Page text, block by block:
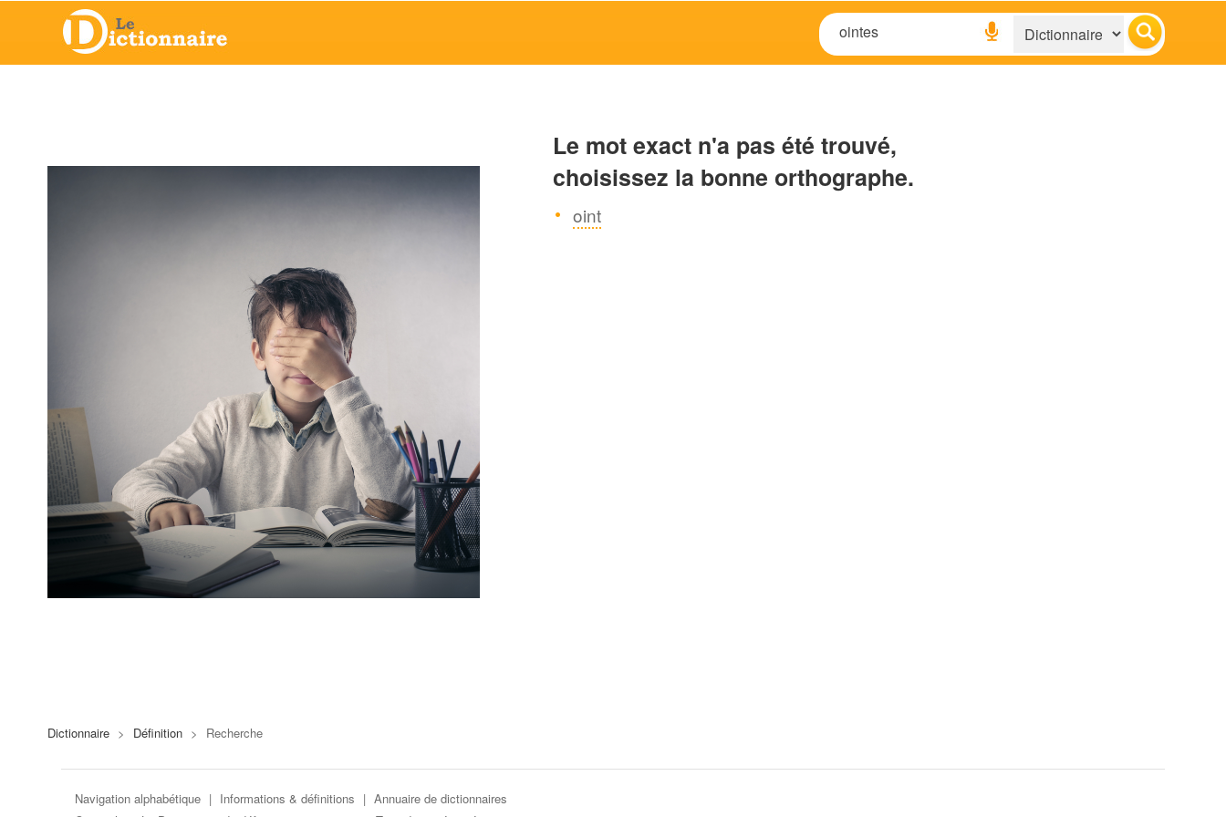
Le mot exact n'a pas été trouvé,
choisissez la bonne orthographe.
oint
Dictionnaire > Définition > Recherche
Navigation alphabétique | Informations & définitions | Annuaire de dictionnaires